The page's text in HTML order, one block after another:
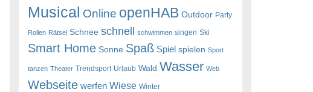
Musical Online openHAB Outdoor Party
Rollen Rätsel Schnee schnell schwimmen singen Ski
Smart Home Sonne Spaß Spiel spielen Sport
tanzen Theater Trendsport Urlaub Wald Wasser Web
Webseite werfen Wiese Winter